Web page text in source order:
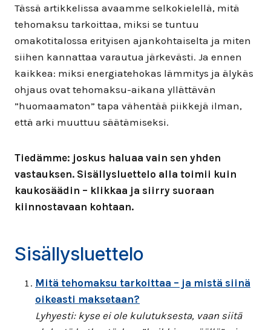
Tässä artikkelissa avaamme selkokielellä, mitä
tehomaksu tarkoittaa, miksi se tuntuu
omakotitalossa erityisen ajankohtaiselta ja miten
siihen kannattaa varautua järkevästi. Ja ennen
kaikkea: miksi energiatehokas lämmitys ja älykäs
ohjaus ovat tehomaksu-aikana yllättävän
”huomaamaton” tapa vähentää piikkejä ilman,
että arki muuttuu säätämiseksi.
Tiedämme: joskus haluaa vain sen yhden
vastauksen. Sisällysluettelo alla toimii kuin
kaukosäädin – klikkaa ja siirry suoraan
kiinnostavaan kohtaan.
Sisällysluettelo
Mitä tehomaksu tarkoittaa – ja mistä siinä
oikeasti maksetaan?
Lyhyesti: kyse ei ole kulutuksesta, vaan siitä